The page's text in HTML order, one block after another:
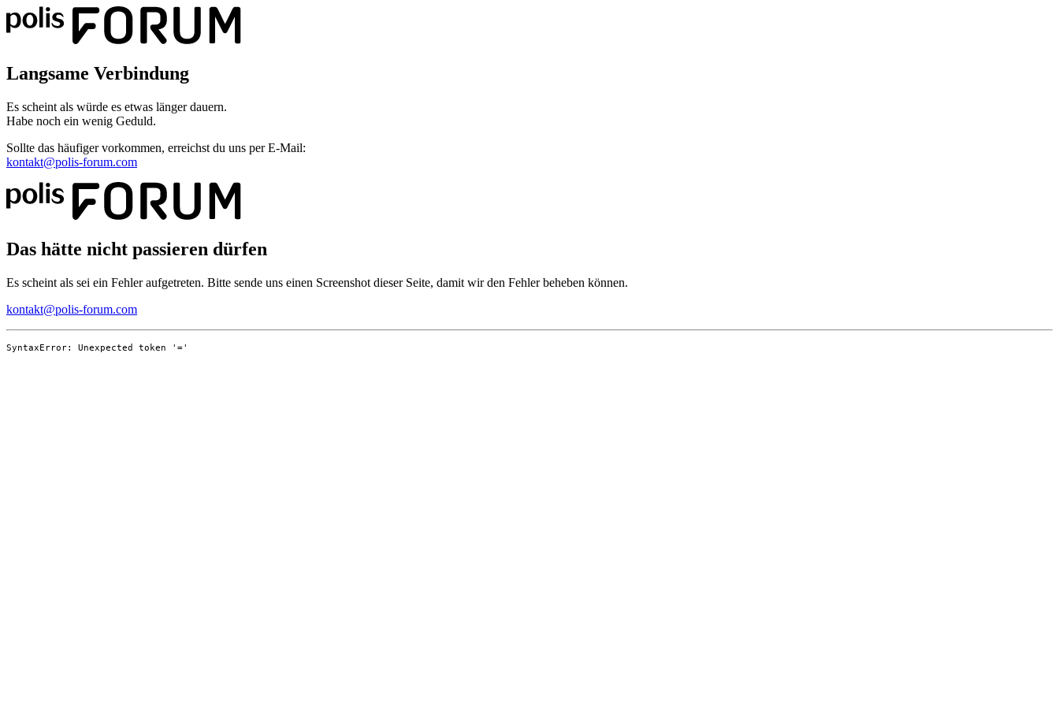
Langsame Verbindung
Es scheint als würde es etwas länger dauern.
Habe noch ein wenig Geduld.
Sollte das häufiger vorkommen, erreichst du uns per E-Mail:
kontakt@polis-forum.com
Das hätte nicht passieren dürfen
Es scheint als sei ein Fehler aufgetreten. Bitte sende uns einen Screenshot dieser Seite, damit wir den Fehler beheben können.
kontakt@polis-forum.com
SyntaxError: Unexpected token '='